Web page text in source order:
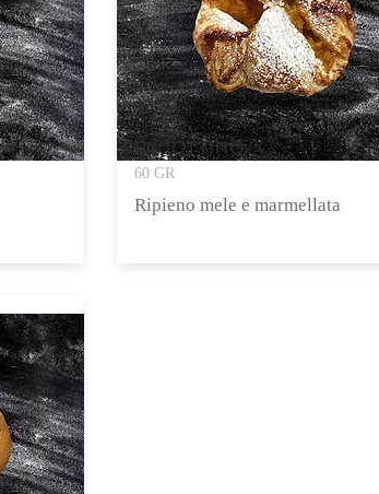
FAGOTTINO
60 GR
Ripieno mele e marmellata